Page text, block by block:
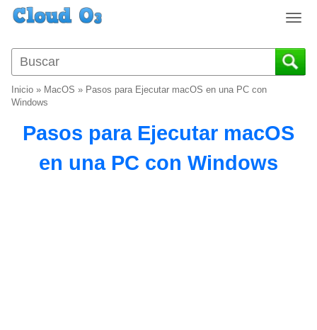
T
g
g
a
Inicio » MacOS » Pasos para Ejecutar macOS en una PC con
Windows
Pasos para Ejecutar macOS
en una PC con Windows